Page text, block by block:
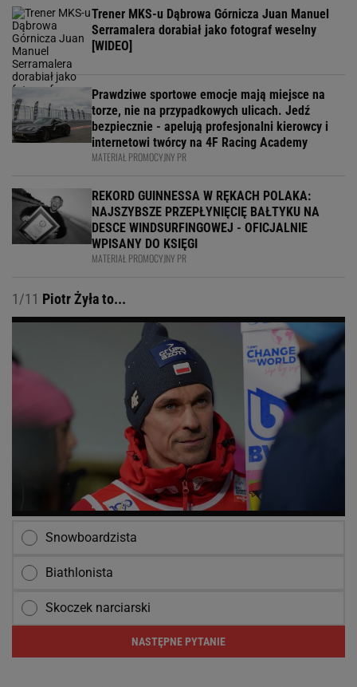
Trener MKS-u Dąbrowa Górnicza Juan Manuel
Serramalera dorabiał jako fotograf weselny
[WIDEO]
Prawdziwe sportowe emocje mają miejsce na
torze, nie na przypadkowych ulicach. Jedź
bezpiecznie - apelują profesjonalni kierowcy i
internetowi twórcy na 4F Racing Academy
MATERIAŁ PROMOCYJNY PR
REKORD GUINNESSA W RĘKACH POLAKA:
NAJSZYBSZE PRZEPŁYNIĘCIĘ BAŁTYKU NA
DESCE WINDSURFINGOWEJ - OFICJALNIE
WPISANY DO KSIĘGI
MATERIAŁ PROMOCYJNY PR
1/11 Piotr Żyła to...
Snowboardzista
Biathlonista
Skoczek narciarski
NASTĘPNE PYTANIE